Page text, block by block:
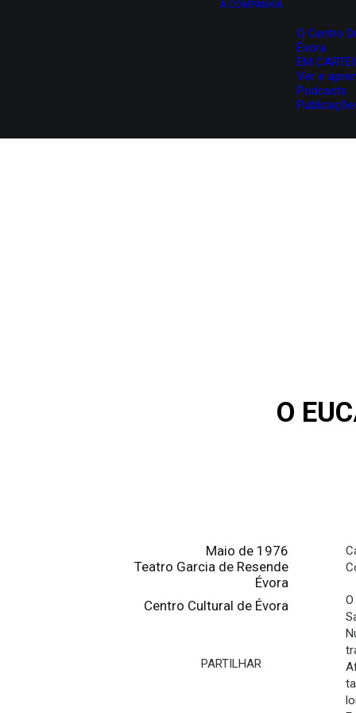
A COMPANHIA
O Centro
Évora
EM
Ver e
Podcasts
O
Maio de 1976
Teatro Garcia de Resende
Évora
Centro Cultural de Évora
PARTILHAR